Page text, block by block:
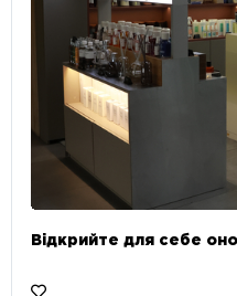
Відкрийте для себе